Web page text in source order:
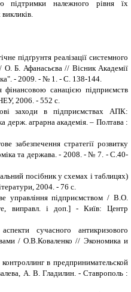
підтримки належного рівня їх
підґрунтя реалізації системного
О. Б. Афанасьєва // Вісник Академії
- 2009. - № 1. - С. 138-144.
санацією підприємств
2006. - 552 с.
заходи в підприємствах АПК:
держ. аграрна академія. – Полтава :
забезпечення стратегії розвитку
та держава. - 2008. - № 7. - С.40-
посібник у схемах і таблицях)
2004. - 76 с.
управління підприємством / В.О.
виправл. і доп.] - Київ: Центр
сучасного антикризового
/ О.В.Коваленко // Экономика и
в предпринимательской
А. В. Гладилин. - Ставрополь :